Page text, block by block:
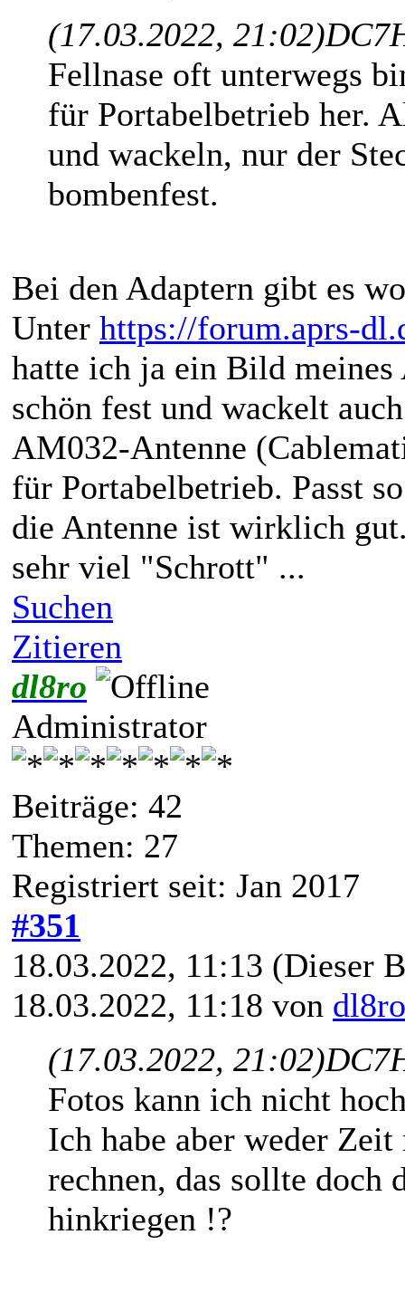
(17.03.2022, 21:02)
Fellnase oft unterwegs
für Portabelbetrieb her.
und wackeln, nur der
bombenfest.
Bei den Adaptern gibt es
Unter https://forum.aprs-
hatte ich ja ein Bild meines
schön fest und wackelt
AM032-Antenne
für Portabelbetrieb. Passt
die Antenne ist wirklich
sehr viel "Schrott" ...
Suchen
Zitieren
dl8ro
Administrator
Beiträge: 42
Themen: 27
Registriert seit: Jan 2017
#351
18.03.2022, 11:13 (Dieser
18.03.2022, 11:18 von dl8ro
(17.03.2022, 21:02)
Fotos kann ich nicht
Ich habe aber weder
rechnen, das sollte
hinkriegen !?